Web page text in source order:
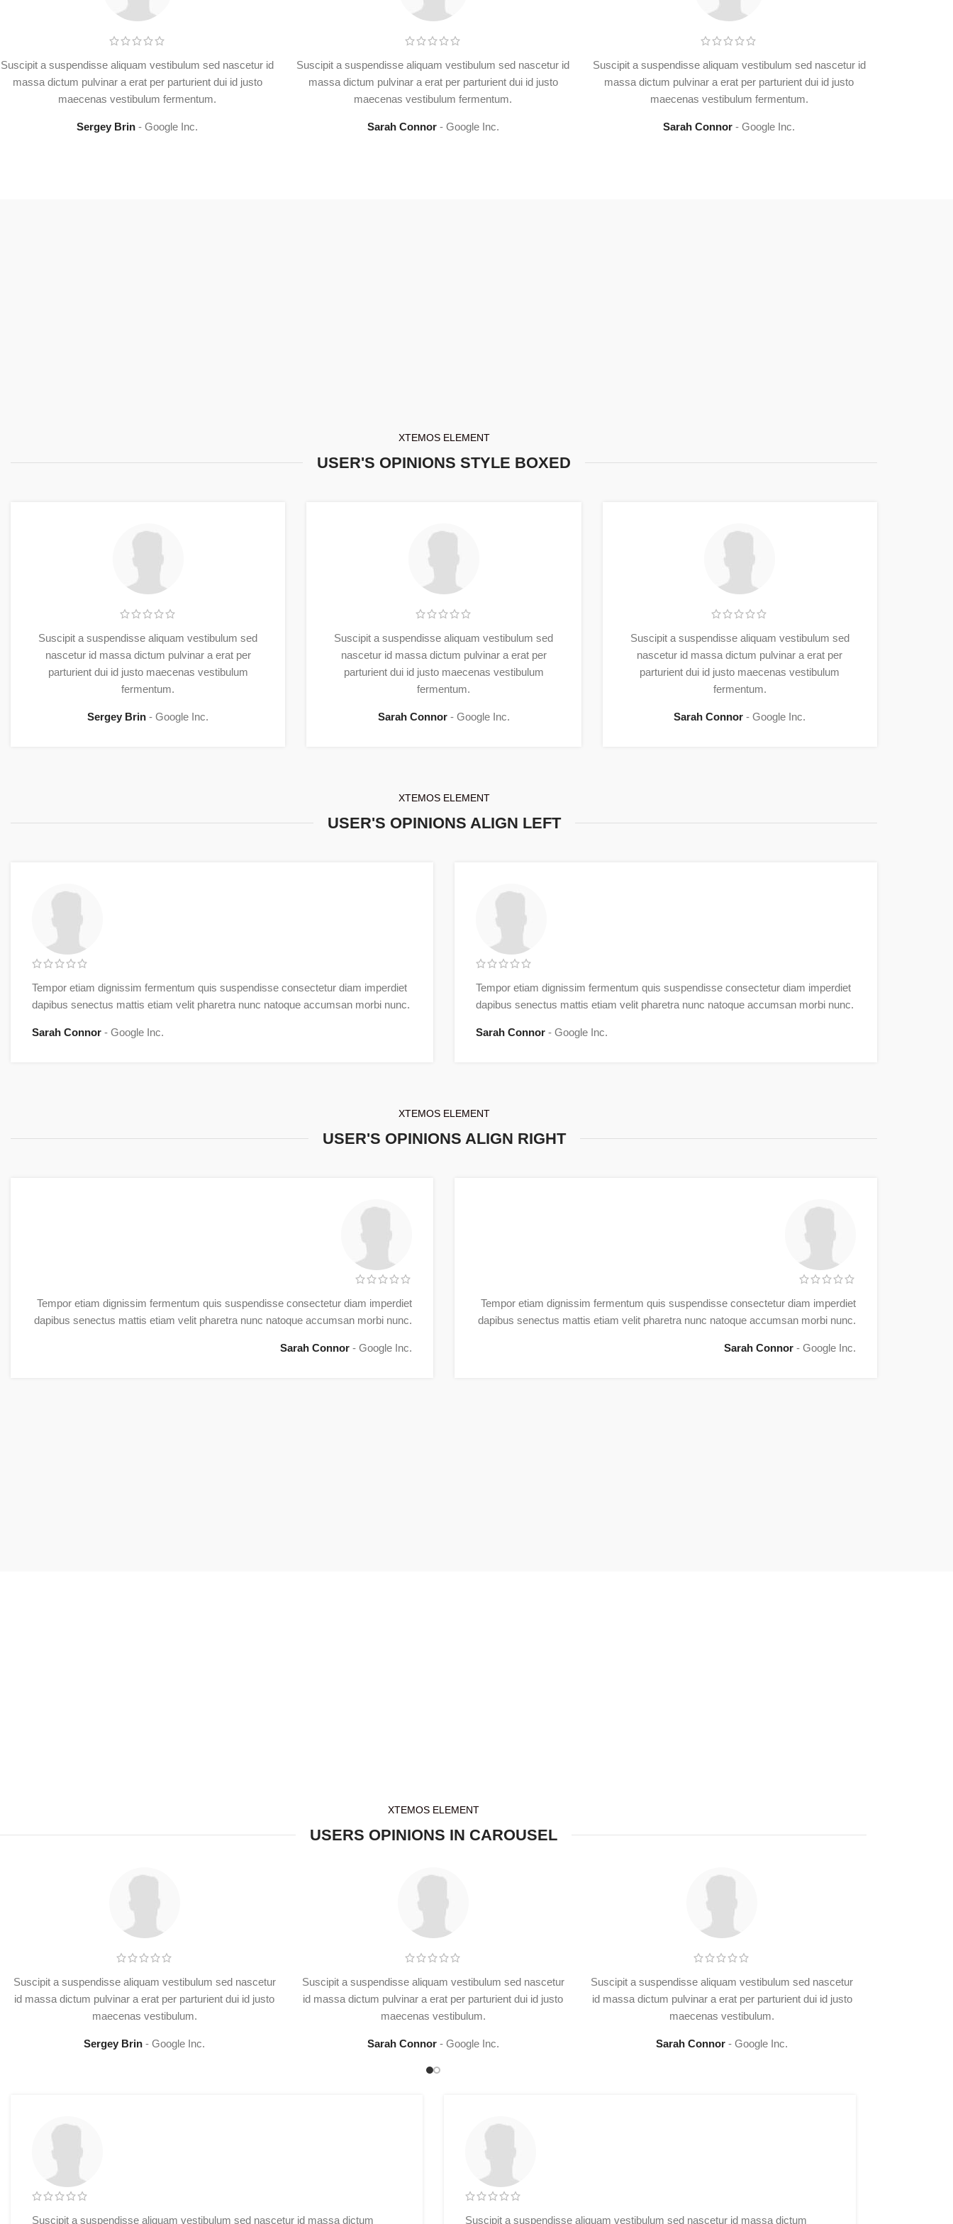
Suscipit a suspendisse aliquam vestibulum sed nascetur id
massa dictum pulvinar a erat per parturient dui id justo
maecenas vestibulum fermentum.
Sergey Brin Google Inc.
Suscipit a suspendisse aliquam vestibulum sed nascetur id
massa dictum pulvinar a erat per parturient dui id justo
maecenas vestibulum fermentum.
Sarah Connor Google Inc.
Suscipit a suspendisse aliquam vestibulum sed nascetur id
massa dictum pulvinar a erat per parturient dui id justo
maecenas vestibulum fermentum.
Sarah Connor Google Inc.
XTEMOS ELEMENT
USER'S OPINIONS STYLE BOXED
Suscipit a suspendisse aliquam vestibulum sed
nascetur id massa dictum pulvinar a erat per
parturient dui id justo maecenas vestibulum
fermentum.
Sergey Brin Google Inc.
Suscipit a suspendisse aliquam vestibulum sed
nascetur id massa dictum pulvinar a erat per
parturient dui id justo maecenas vestibulum
fermentum.
Sarah Connor Google Inc.
Suscipit a suspendisse aliquam vestibulum sed
nascetur id massa dictum pulvinar a erat per
parturient dui id justo maecenas vestibulum
fermentum.
Sarah Connor Google Inc.
XTEMOS ELEMENT
USER'S OPINIONS ALIGN LEFT
Tempor etiam dignissim fermentum quis suspendisse consectetur diam imperdiet
dapibus senectus mattis etiam velit pharetra nunc natoque accumsan morbi nunc.
Sarah Connor Google Inc.
Tempor etiam dignissim fermentum quis suspendisse consectetur diam imperdiet
dapibus senectus mattis etiam velit pharetra nunc natoque accumsan morbi nunc.
Sarah Connor Google Inc.
XTEMOS ELEMENT
USER'S OPINIONS ALIGN RIGHT
Tempor etiam dignissim fermentum quis suspendisse consectetur diam imperdiet
dapibus senectus mattis etiam velit pharetra nunc natoque accumsan morbi nunc.
Sarah Connor Google Inc.
Tempor etiam dignissim fermentum quis suspendisse consectetur diam imperdiet
dapibus senectus mattis etiam velit pharetra nunc natoque accumsan morbi nunc.
Sarah Connor Google Inc.
XTEMOS ELEMENT
USERS OPINIONS IN CAROUSEL
Suscipit a suspendisse aliquam vestibulum sed nascetur
id massa dictum pulvinar a erat per parturient dui id justo
maecenas vestibulum.
Sergey Brin Google Inc.
Suscipit a suspendisse aliquam vestibulum sed nascetur
id massa dictum pulvinar a erat per parturient dui id justo
maecenas vestibulum.
Sarah Connor Google Inc.
Suscipit a suspendisse aliquam vestibulum sed nascetur
id massa dictum pulvinar a erat per parturient dui id justo
maecenas vestibulum.
Sarah Connor Google Inc.
Suscipit a suspendisse aliquam vestibulum sed nascetur id massa dictum Suscipit a suspendisse aliquam vestibulum sed nascetur id massa dictum